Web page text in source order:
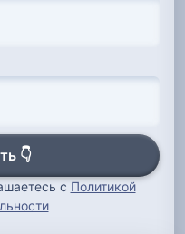
👇
с Политикой